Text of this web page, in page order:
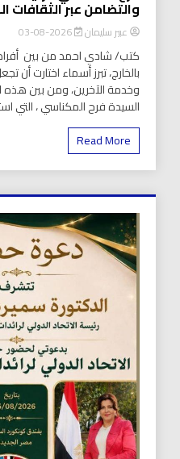
والتضامن عبر الثقافات
عبير سليمان 2026-08-03
كتب/ شادي احمد من بين أفراد
بالخارج، تبرز أسماء اختارت
وخدمة الآخرين، ومن بين هذه
السيدة فرح المكناسي ، التي
Read More